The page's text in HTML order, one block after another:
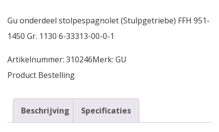
Gu onderdeel stolpespagnolet (Stulpgetriebe) FFH 951-
1450 Gr. 1130 6-33313-00-0-1
Artikelnummer: 310246Merk: GU
Product Bestelling
Beschrijving Specificaties